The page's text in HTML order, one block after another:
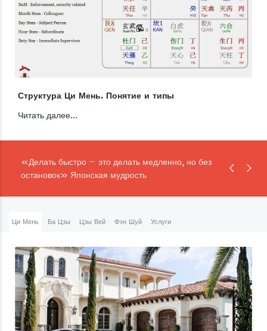
Структура Ци Мень. Понятие и типы
Читать далее...
«Делать быстро – это делать медленно, но без
остановок» Японская мудрость
Ци Мень Ба Цзы Цзы Вей Фэн Шуй Услуги